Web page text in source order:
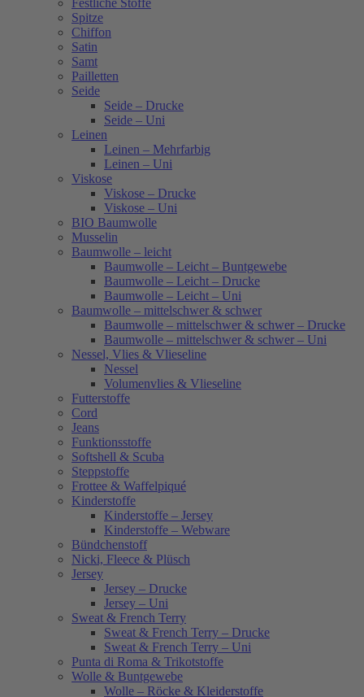
Festliche Stoffe
Spitze
Chiffon
Satin
Samt
Pailletten
Seide
Seide – Drucke
Seide – Uni
Leinen
Leinen – Mehrfarbig
Leinen – Uni
Viskose
Viskose – Drucke
Viskose – Uni
BIO Baumwolle
Musselin
Baumwolle – leicht
Baumwolle – Leicht – Buntgewebe
Baumwolle – Leicht – Drucke
Baumwolle – Leicht – Uni
Baumwolle – mittelschwer & schwer
Baumwolle – mittelschwer & schwer – Drucke
Baumwolle – mittelschwer & schwer – Uni
Nessel, Vlies & Vlieseline
Nessel
Volumenvlies & Vlieseline
Futterstoffe
Cord
Jeans
Funktionsstoffe
Softshell & Scuba
Steppstoffe
Frottee & Waffelpiqué
Kinderstoffe
Kinderstoffe – Jersey
Kinderstoffe – Webware
Bündchenstoff
Nicki, Fleece & Plüsch
Jersey
Jersey – Drucke
Jersey – Uni
Sweat & French Terry
Sweat & French Terry – Drucke
Sweat & French Terry – Uni
Punta di Roma & Trikotstoffe
Wolle & Buntgewebe
Wolle – Röcke & Kleiderstoffe